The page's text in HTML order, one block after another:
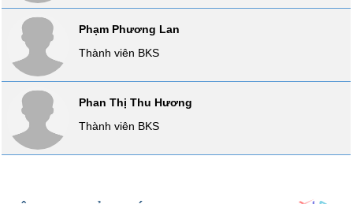
Phạm Phương Lan
Thành viên BKS
Phan Thị Thu Hương
Thành viên BKS
CÔNG
NGHỆ
THÔNG
TIN